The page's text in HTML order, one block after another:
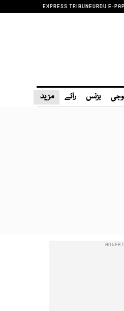
EXPRESS TRIBUNEURDU E-
بزنس رائے مزید